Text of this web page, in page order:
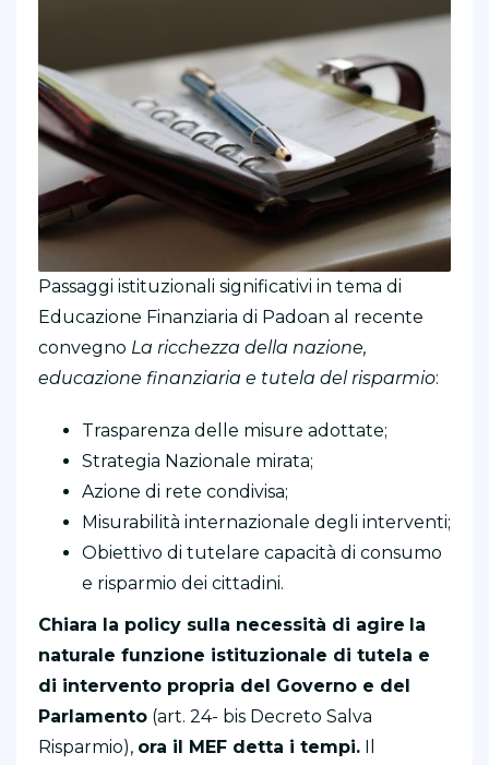
Passaggi istituzionali significativi in tema di
Educazione Finanziaria di Padoan al recente
convegno La ricchezza della nazione,
educazione finanziaria e tutela del risparmio:
Trasparenza delle misure adottate;
Strategia Nazionale mirata;
Azione di rete condivisa;
Misurabilità internazionale degli interventi;
Obiettivo di tutelare capacità di consumo
e risparmio dei cittadini.
Chiara la policy sulla necessità di agire la
naturale funzione istituzionale di tutela e
di intervento propria del Governo e del
Parlamento (art. 24- bis Decreto Salva
Risparmio), ora il MEF detta i tempi. Il